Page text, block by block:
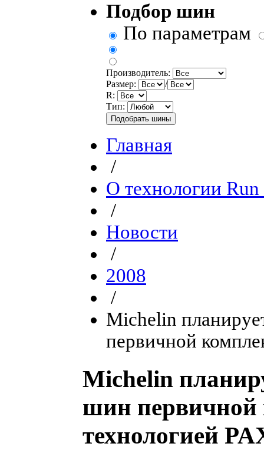
Подбор шин
По параметрам
Производитель:
Размер:
/
R:
Тип:
Главная
/
О технологии Run
/
Новости
/
2008
/
Michelin
первичной
Michelin
шин первичной
технологией